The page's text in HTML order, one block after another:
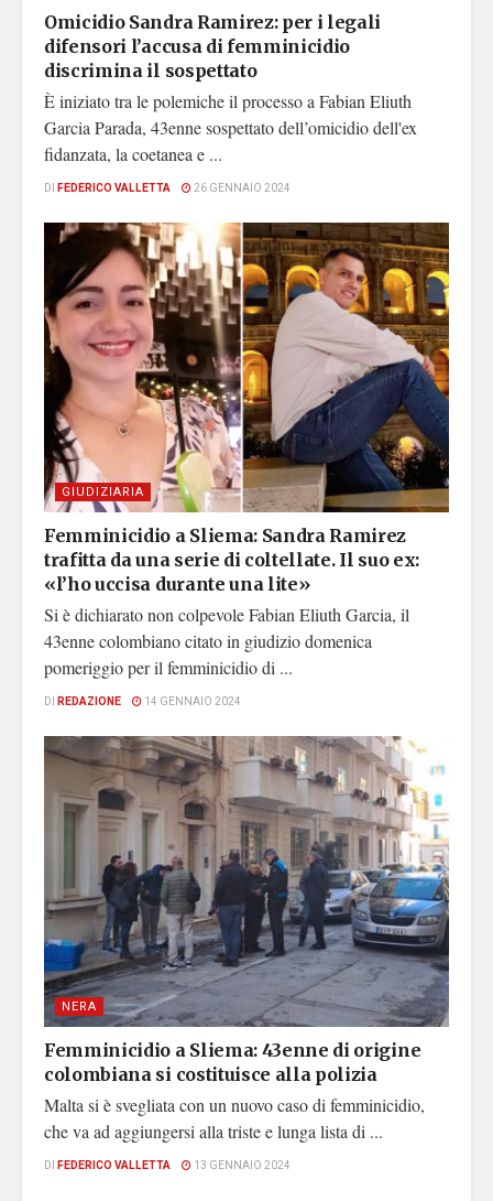
Omicidio Sandra Ramirez: per i legali
difensori l’accusa di femminicidio
discrimina il sospettato
È iniziato tra le polemiche il processo a Fabian Eliuth
Garcia Parada, 43enne sospettato dell’omicidio dell'ex
fidanzata, la coetanea e ...
DI FEDERICO VALLETTA 26 GENNAIO 2024
GIUDIZIARIA
Femminicidio a Sliema: Sandra Ramirez
trafitta da una serie di coltellate. Il suo ex:
«l’ho uccisa durante una lite»
Si è dichiarato non colpevole Fabian Eliuth Garcia, il
43enne colombiano citato in giudizio domenica
pomeriggio per il femminicidio di ...
DI REDAZIONE 14 GENNAIO 2024
NERA
Femminicidio a Sliema: 43enne di origine
colombiana si costituisce alla polizia
Malta si è svegliata con un nuovo caso di femminicidio,
che va ad aggiungersi alla triste e lunga lista di ...
DI FEDERICO VALLETTA 13 GENNAIO 2024